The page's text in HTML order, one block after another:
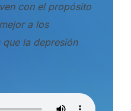
con el propósito
a los
la depresión